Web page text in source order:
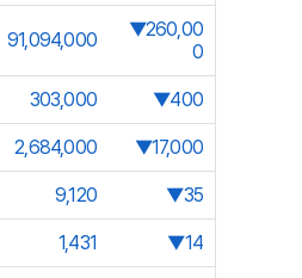
91,094,000
▼260,00
0
303,000 ▼400
2,684,000 ▼17,000
9,120 ▼35
1,431 ▼14